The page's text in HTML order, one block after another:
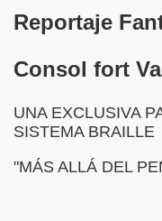
Reportaje
Consol fort
UNA EXCLUSIVA
SISTEMA BRAILLE
"MÁS ALLÁ DEL
(Pedro Zurita)
(grup d'Afiliats
Visual